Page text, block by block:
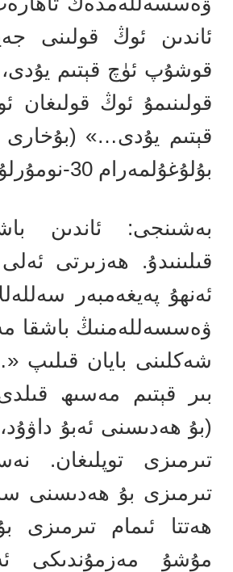
ئاندىن ئوڭ قولىنى
قوشۇپ ئۈچ قېتىم
قولىنىمۇ ئوڭ
قېتىم يۇدى…»
بۇلۇغۇلمەرام 30-نومۇرلۇق ھەدىس)
بەشىنجى: ئاندىن
قىلىنىدۇ. ھەزىرتى ئەلى
ئەنھۇ پەيغەمبەر
ۋەسسەللەمنىڭ باشقا
شەكلىنى بايان قىلىپ
بىر قېتىم مەسىھ
(بۇ ھەدىسنى ئەبۇ
تىرمىزى توپلىغان.
تىرمىزى بۇ ھەدىسنى
ھەتتا ئىمام تىرمىزى
مۇشۇ مەزمۇندىكى